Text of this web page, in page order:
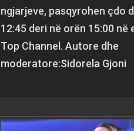
ngjarjeve, pasqyrohen çdo
12:45 deri në orën 15:00 në
Top Channel. Autore dhe
moderatore:Sidorela Gjoni